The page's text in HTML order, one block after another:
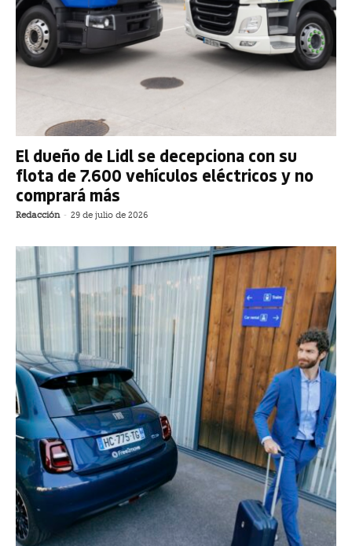
El dueño de Lidl se decepciona con su
flota de 7.600 vehículos eléctricos y no
comprará más
Redacción - 29 de julio de 2026